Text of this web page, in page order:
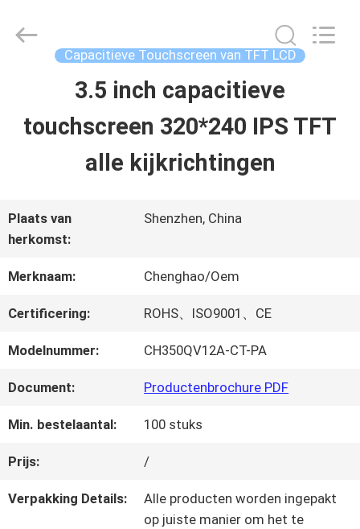
PRODUCTEN
OVER
ONS
FABRIEKSTOCHT
NEEM
CONTACT
MET
ChengHao
Reserved.
Capacitieve Touchscreen van TFT LCD
3.5 inch capacitieve
touchscreen 320*240 IPS TFT
alle kijkrichtingen
Plaats van
herkomst:
Shenzhen, China
Merknaam: Chenghao/Oem
Certificering: ROHS、ISO9001、CE
Modelnummer: CH350QV12A-CT-PA
Document: Productenbrochure PDF
Min. bestelaantal: 100 stuks
Prijs: /
Verpakking Details:
Alle producten worden ingepakt
op juiste manier om het te